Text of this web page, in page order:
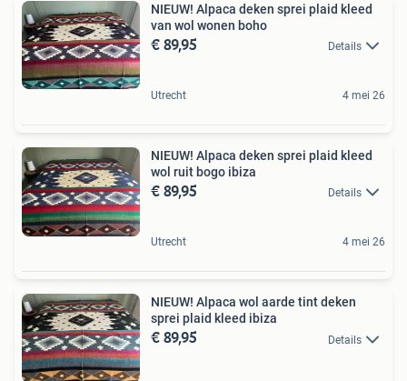
NIEUW! Alpaca deken sprei plaid kleed
van wol wonen boho
€ 89,95 Details
Utrecht 4 mei 26
NIEUW! Alpaca deken sprei plaid kleed
wol ruit bogo ibiza
€ 89,95 Details
Utrecht 4 mei 26
NIEUW! Alpaca wol aarde tint deken
sprei plaid kleed ibiza
€ 89,95 Details